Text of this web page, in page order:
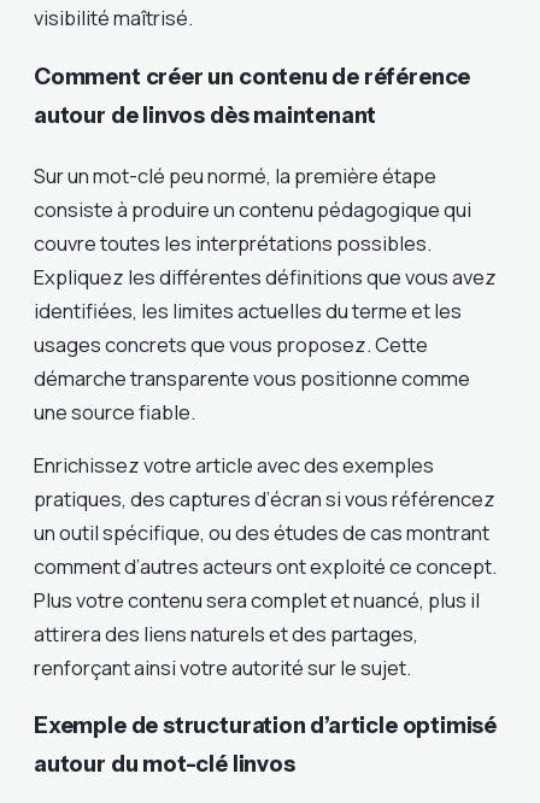
visibilité maîtrisé.
Comment créer un contenu de référence
autour de linvos dès maintenant
Sur un mot-clé peu normé, la première étape
consiste à produire un contenu pédagogique qui
couvre toutes les interprétations possibles.
Expliquez les différentes définitions que vous avez
identifiées, les limites actuelles du terme et les
usages concrets que vous proposez. Cette
démarche transparente vous positionne comme
une source fiable.
Enrichissez votre article avec des exemples
pratiques, des captures d’écran si vous référencez
un outil spécifique, ou des études de cas montrant
comment d’autres acteurs ont exploité ce concept.
Plus votre contenu sera complet et nuancé, plus il
attirera des liens naturels et des partages,
renforçant ainsi votre autorité sur le sujet.
Exemple de structuration d’article optimisé
autour du mot-clé linvos